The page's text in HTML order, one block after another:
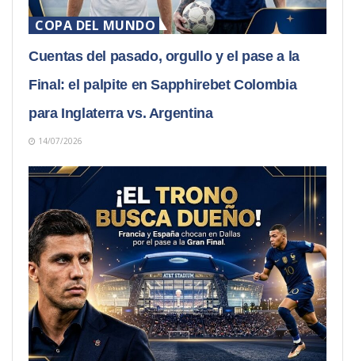
COPA DEL MUNDO
Cuentas del pasado, orgullo y el pase a la
Final: el palpite en Sapphirebet Colombia
para Inglaterra vs. Argentina
14/07/2026